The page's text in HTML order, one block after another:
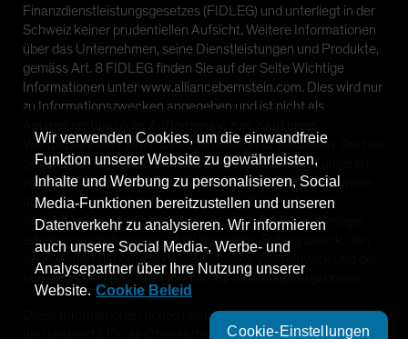
Italy - Italia
Japan - 日本
Latin America
Luxembourg and Other EMEA
Netherlands
New Zealand
Norway
Poland
Portugal
Singapore
Finanzdienstleistungsgesetzes (FIDLEG) und unterliegt in der
Schweiz keiner prudentiellen Aufsicht. Weitere Informationen
über das Unternehmen, seine Dienstleistungen und Produkte,
gemäss Art. 8 FIDLEG finden Sie auf der Seite Wichtige
Informationen unter www.alliancebernstein.com. Dies wird nur
zu Informationszwecken angegeben und ist nicht als
Wertpapiers oder einer sonstigen Anlage zu verstehen. Die hier
geäußerten Ansichten und Meinungen basieren auf unseren
internen Prognosen und geben keine zuverlässigen Hinweise
auf die zukünftige Marktperformance. Der Wert einer
Investition kann sowohl steigen als auch fallen, und Anleger
erhalten möglicherweise nicht den vollen Betrag zurück, den
Vergangenheit ist keine Garantie für zukünftige Ergebnisse.
Diese Informationen richten sich nur an qualifizierte Anleger
und sind nicht für die Öffentlichkeit bestimmt.
Wir verwenden Cookies, um die einwandfreie
Funktion unserer Website zu gewährleisten,
Inhalte und Werbung zu personalisieren, Social
Media-Funktionen bereitzustellen und unseren
Datenverkehr zu analysieren. Wir informieren
auch unsere Social Media-, Werbe- und
Analysepartner über Ihre Nutzung unserer
Website. Cookie Beleid
Cookie-Einstellungen